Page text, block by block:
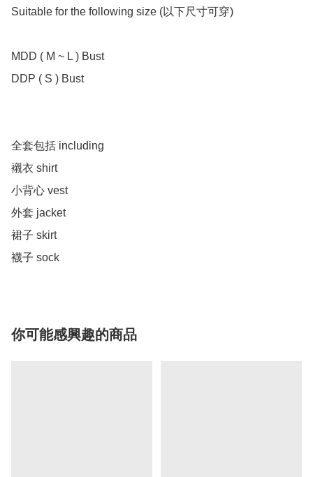
Suitable for the following size (以下尺寸可穿)
MDD ( M ~ L ) Bust
DDP ( S ) Bust
全套包括 including
襯衣 shirt
小背心 vest
外套 jacket
裙子 skirt
你可能感興趣的商品